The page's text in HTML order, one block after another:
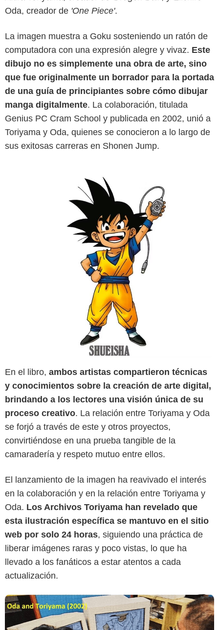
Oda, creador de 'One Piece'.
La imagen muestra a Goku sosteniendo un ratón de
computadora con una expresión alegre y vivaz. Este
dibujo no es simplemente una obra de arte, sino
que fue originalmente un borrador para la portada
de una guía de principiantes sobre cómo dibujar
manga digitalmente. La colaboración, titulada
Genius PC Cram School y publicada en 2002, unió a
Toriyama y Oda, quienes se conocieron a lo largo de
sus exitosas carreras en Shonen Jump.
En el libro, ambos artistas compartieron técnicas
y conocimientos sobre la creación de arte digital,
brindando a los lectores una visión única de su
proceso creativo. La relación entre Toriyama y Oda
se forjó a través de este y otros proyectos,
convirtiéndose en una prueba tangible de la
camaradería y respeto mutuo entre ellos.
El lanzamiento de la imagen ha reavivado el interés
en la colaboración y en la relación entre Toriyama y
Oda. Los Archivos Toriyama han revelado que
esta ilustración específica se mantuvo en el sitio
web por solo 24 horas, siguiendo una práctica de
liberar imágenes raras y poco vistas, lo que ha
llevado a los fanáticos a estar atentos a cada
actualización.